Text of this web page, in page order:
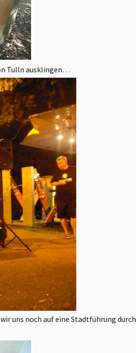
Tulln ausklingen…
uns noch auf eine Stadtführung durch